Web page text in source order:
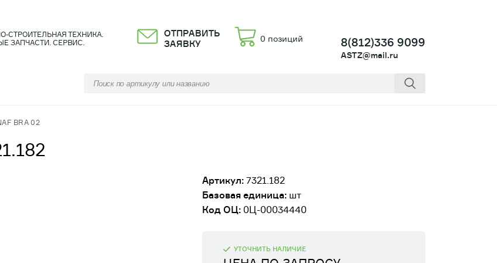
СТРОИТЕЛЬНАЯ ТЕХНИКА.
ЗАПЧАСТИ. СЕРВИС.
ОТПРАВИТЬ
ЗАЯВКУ
0 позиций 8(812)336 9099
ASTZ@mail.ru
BRA 02
Артикул: 7321.182
Базовая единица: шт
Код ОЦ: 0Ц-00034440
УТОЧНИТЬ НАЛИЧИЕ